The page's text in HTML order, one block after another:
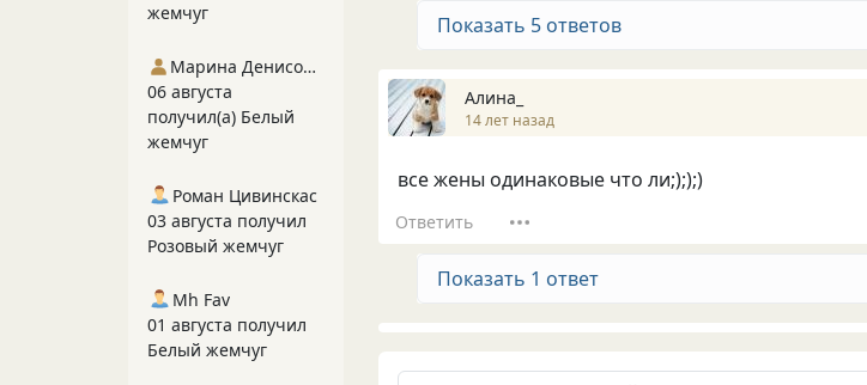
Показать 5 ответов
Алина_
14 лет назад
все жены одинаковые что ли;););)
Ответить
Показать 1 ответ
жемчуг
Марина Денисова 5
06 августа
получил(а) Белый
жемчуг
Роман Цивинскас
03 августа получил
Розовый жемчуг
Mh Fav
01 августа получил
Белый жемчуг